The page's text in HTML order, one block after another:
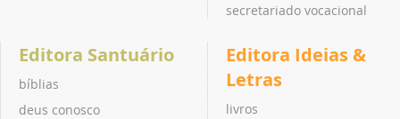
secretariado vocacional
Editora Santuário
bíblias
deus conosco
Editora Ideias &
Letras
livros